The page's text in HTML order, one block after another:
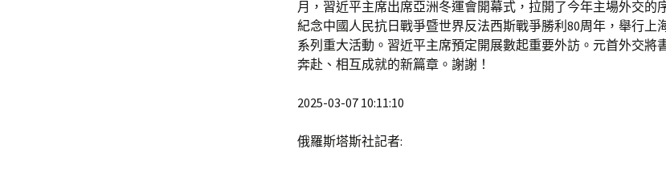
月，習近平主席出席亞洲冬運會開幕式，拉開了今年主場外交的
紀念中國人民抗日戰爭暨世界反法西斯戰爭勝利80周年，舉行上
系列重大活動。習近平主席預定開展數起重要外訪。元首外交將
奔赴、相互成就的新篇章。謝謝！
2025-03-07 10:11:10
俄羅斯塔斯社記者: